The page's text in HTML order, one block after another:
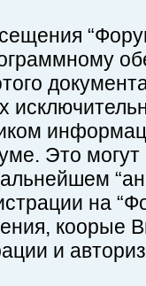
Это
на
коорые
и